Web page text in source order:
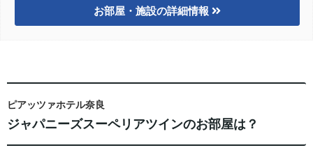
お部屋・施設の詳細情報
ピアッツァホテル奈良
ジャパニーズスーペリアツインのお部屋は？